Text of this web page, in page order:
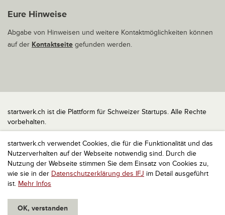
startwerk.ch verwendet Cookies, die für die Funktionalität und das
Nutzerverhalten auf der Webseite notwendig sind. Durch die
Nutzung der Webseite stimmen Sie dem Einsatz von Cookies zu,
wie sie in der Datenschutzerklärung des IFJ im Detail ausgeführt
ist. Mehr Infos
OK, verstanden
Eure Hinweise
Abgabe von Hinweisen und weitere Kontaktmöglichkeiten können
auf der Kontaktseite gefunden werden.
startwerk.ch ist die Plattform für Schweizer Startups. Alle Rechte
vorbehalten.
Impressum
Kontakt
nach oben